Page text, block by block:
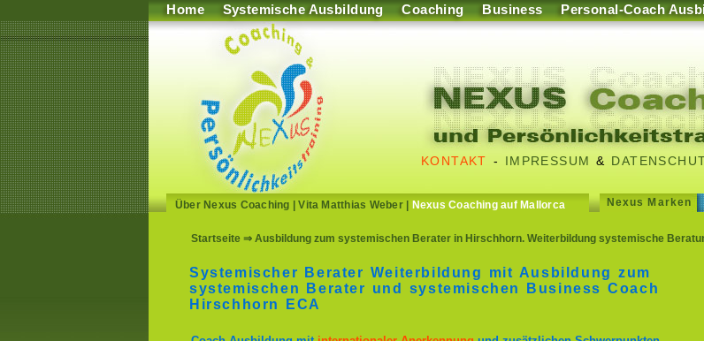
Home Systemische Ausbildung Coaching Business Personal-Coach
KONTAKT - IMPRESSUM &
Über Nexus Coaching |Vita Matthias Weber| Nexus Coaching auf Mallorca Nexus Marken
Startseite ⇒ Ausbildung zum systemischen Berater in Hirschhorn. Weiterbildung systemische
Systemischer Berater Weiterbildung mit Ausbildung zum
systemischen Berater und systemischen Business Coach
Hirschhorn ECA